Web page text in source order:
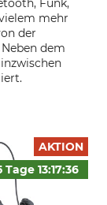
Funk,
mehr
der
dem
AKTION
Tage 13:17:34